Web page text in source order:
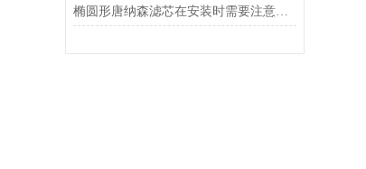
椭圆形唐纳森滤芯在安装时需要注意哪些事项？